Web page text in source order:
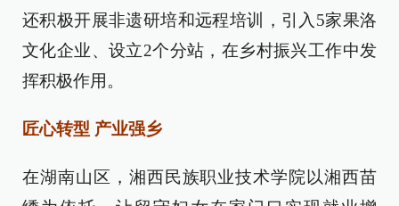
还积极开展非遗研培和远程培训，引入5家果洛
文化企业、设立2个分站，在乡村振兴工作中发
挥积极作用。
匠心转型 产业强乡
在湖南山区，湘西民族职业技术学院以湘西苗